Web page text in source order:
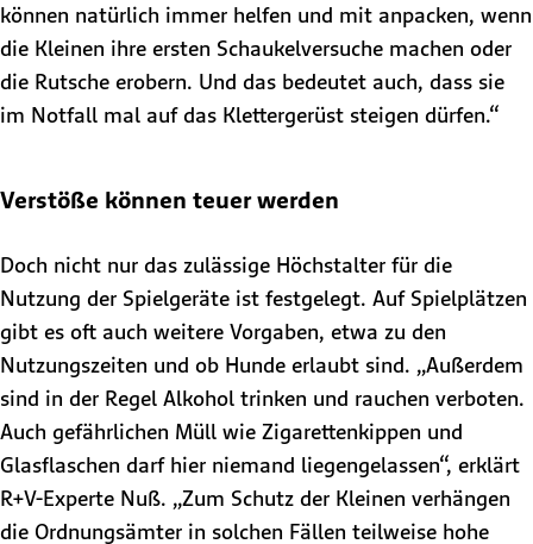
können natürlich immer helfen und mit anpacken, wenn
die Kleinen ihre ersten Schaukelversuche machen oder
die Rutsche erobern. Und das bedeutet auch, dass sie
im Notfall mal auf das Klettergerüst steigen dürfen.“
Verstöße können teuer werden
Doch nicht nur das zulässige Höchstalter für die
Nutzung der Spielgeräte ist festgelegt. Auf Spielplätzen
gibt es oft auch weitere Vorgaben, etwa zu den
Nutzungszeiten und ob Hunde erlaubt sind. „Außerdem
sind in der Regel Alkohol trinken und rauchen verboten.
Auch gefährlichen Müll wie Zigarettenkippen und
Glasflaschen darf hier niemand liegengelassen“, erklärt
R+V-Experte Nuß. „Zum Schutz der Kleinen verhängen
die Ordnungsämter in solchen Fällen teilweise hohe